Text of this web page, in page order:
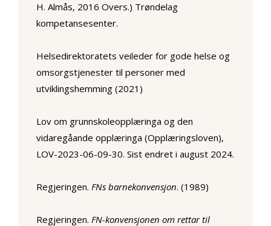
H. Almås, 2016 Overs.) Trøndelag
kompetansesenter.
Helsedirektoratets veileder for gode helse og
omsorgstjenester til personer med
utviklingshemming (2021)
Lov om grunnskoleopplæringa og den
vidaregåande opplæringa (Opplæringsloven),
LOV-2023-06-09-30. Sist endret i august 2024.
Regjeringen. FNs barnekonvensjon. (1989)
Regjeringen. FN-konvensjonen om rettar til